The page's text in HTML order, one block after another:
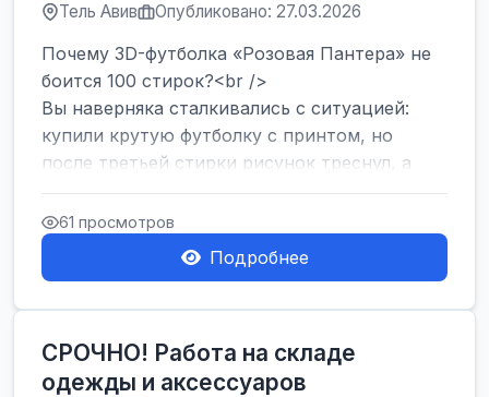
Тель Авив Опубликовано: 27.03.2026
Почему 3D-футболка «Розовая Пантера» не
боится 100 стирок?<br />
Вы наверняка сталкивались с ситуацией:
купили крутую футболку с принтом, но
после третьей стирки рисунок треснул, а
после десятой — пр...
61 просмотров
Подробнее
СРОЧНО! Работа на складе
одежды и аксессуаров